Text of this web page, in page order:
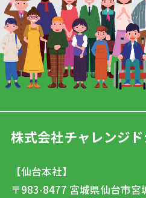
株式会社チャレンジ
【仙台本社】
〒983-8477 宮城県仙台市宮